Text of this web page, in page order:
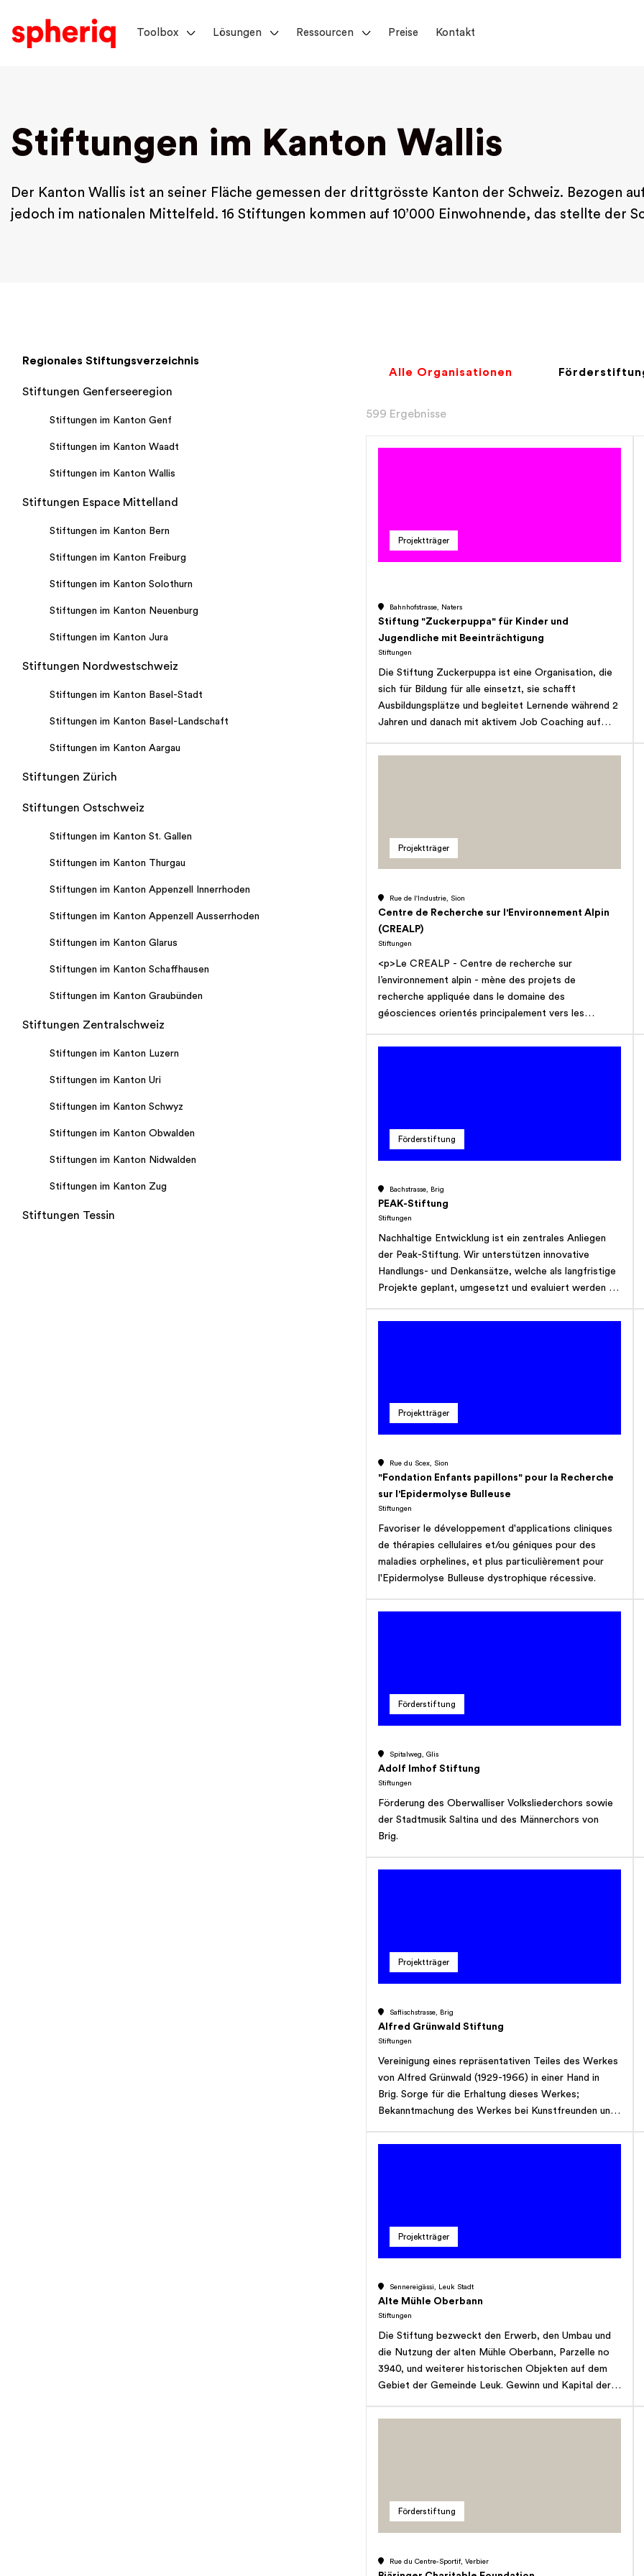
Toolbox Lösungen Ressourcen Preise Kontakt
Stiftungen im Kanton Wallis
Der Kanton Wallis ist an seiner Fläche gemessen der drittgrösste Kanton der Schweiz. Bezogen
jedoch im nationalen Mittelfeld. 16 Stiftungen kommen auf 10’000 Einwohnende, das stellte der
Regionales Stiftungsverzeichnis
Stiftungen Genferseeregion
Stiftungen im Kanton Genf
Stiftungen im Kanton Waadt
Stiftungen im Kanton Wallis
Stiftungen Espace Mittelland
Stiftungen im Kanton Bern
Stiftungen im Kanton Freiburg
Stiftungen im Kanton Solothurn
Stiftungen im Kanton Neuenburg
Stiftungen im Kanton Jura
Stiftungen Nordwestschweiz
Stiftungen im Kanton Basel-Stadt
Stiftungen im Kanton Basel-Landschaft
Stiftungen im Kanton Aargau
Stiftungen Zürich
Stiftungen Ostschweiz
Stiftungen im Kanton St. Gallen
Stiftungen im Kanton Thurgau
Stiftungen im Kanton Appenzell Innerrhoden
Stiftungen im Kanton Appenzell Ausserrhoden
Stiftungen im Kanton Glarus
Stiftungen im Kanton Schaffhausen
Stiftungen im Kanton Graubünden
Stiftungen Zentralschweiz
Stiftungen im Kanton Luzern
Stiftungen im Kanton Uri
Stiftungen im Kanton Schwyz
Stiftungen im Kanton Obwalden
Stiftungen im Kanton Nidwalden
Stiftungen im Kanton Zug
Stiftungen Tessin
Alle Organisationen
599 Ergebnisse
Projektträger
Bahnhofstrasse, Naters
Stiftung "Zuckerpuppa" für Kinder und
Jugendliche mit Beeinträchtigung
Stiftungen
Die Stiftung Zuckerpuppa ist eine Organisation, die
sich für Bildung für alle einsetzt, sie schafft
Ausbildungsplätze und begleitet Lernende während 2
Jahren und danach mit aktivem Job Coaching auf
Projektträger
Rue de l'Industrie, Sion
Centre de Recherche sur l'Environnement Alpin
(CREALP)
Stiftungen
<p>Le CREALP - Centre de recherche sur
l’environnement alpin - mène des projets de
recherche appliquée dans le domaine des
géosciences orientés principalement vers les
de risques naturels, ainsi que dans la mise en valeur
Förderstiftung
Bachstrasse, Brig
PEAK-Stiftung
Stiftungen
Nachhaltige Entwicklung ist ein zentrales Anliegen
der Peak-Stiftung. Wir unterstützen innovative
Handlungs- und Denkansätze, welche als langfristige
Projekte geplant, umgesetzt und evaluiert werden –
Projektträger
Rue du Scex, Sion
"Fondation Enfants papillons" pour la Recherche
sur l'Epidermolyse Bulleuse
Stiftungen
Favoriser le développement d'applications cliniques
de thérapies cellulaires et/ou géniques pour des
maladies orphelines, et plus particulièrement pour
l'Epidermolyse Bulleuse dystrophique récessive.
Förderstiftung
Spitalweg, Glis
Adolf Imhof Stiftung
Stiftungen
Förderung des Oberwalliser Volksliederchors sowie
der Stadtmusik Saltina und des Männerchors von
Brig.
Projektträger
Saflischstrasse, Brig
Alfred Grünwald Stiftung
Stiftungen
Vereinigung eines repräsentativen Teiles des Werkes
von Alfred Grünwald (1929-1966) in einer Hand in
Brig. Sorge für die Erhaltung dieses Werkes;
Bekanntmachung des Werkes bei Kunstfreunden und
Alfred Grünwald-Preis auszusetzen.
Projektträger
Sennereigässi, Leuk Stadt
Alte Mühle Oberbann
Stiftungen
Die Stiftung bezweckt den Erwerb, den Umbau und
die Nutzung der alten Mühle Oberbann, Parzelle no
3940, und weiterer historischen Objekten auf dem
Gebiet der Gemeinde Leuk. Gewinn und Kapital der
genannten Zweck gewidmet.
Förderstiftung
Rue du Centre-Sportif, Verbier